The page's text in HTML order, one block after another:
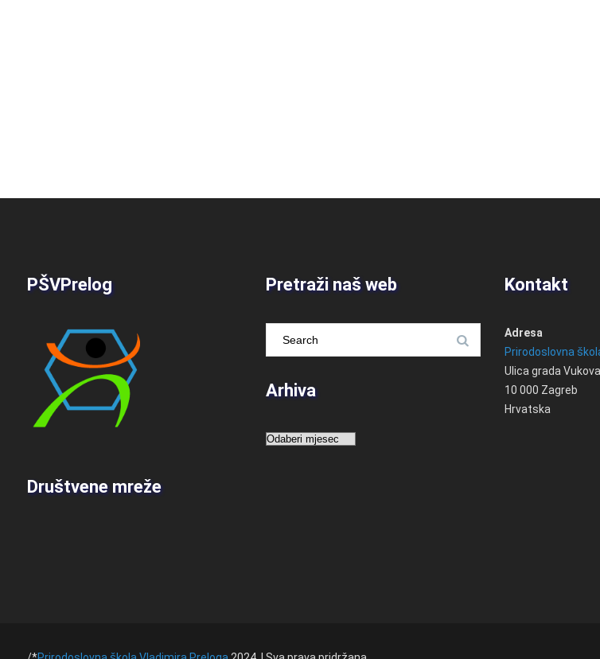
PŠVPrelog
Društvene mreže
Pretraži naš web
Arhiva
Arhiva
Kontakt
Adresa
Prirodoslovna
Ulica grada
10 000 Zagreb
Hrvatska